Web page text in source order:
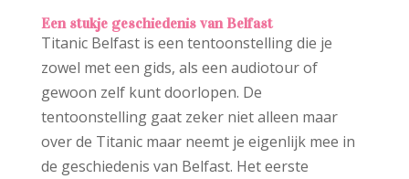
Een stukje geschiedenis van Belfast
Titanic Belfast is een tentoonstelling die je
zowel met een gids, als een audiotour of
gewoon zelf kunt doorlopen. De
tentoonstelling gaat zeker niet alleen maar
over de Titanic maar neemt je eigenlijk mee in
de geschiedenis van Belfast. Het eerste